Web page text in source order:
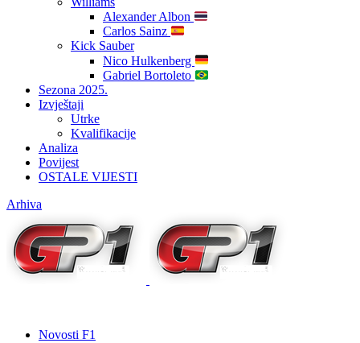
Alexander Albon
Carlos Sainz
Kick Sauber
Nico Hulkenberg
Gabriel Bortoleto
Sezona 2025.
Izvještaji
Utrke
Kvalifikacije
Analiza
Povijest
OSTALE VIJESTI
Arhiva
Novosti F1